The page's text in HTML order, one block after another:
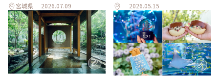
宮城県 2026.07.09 2026.05.15